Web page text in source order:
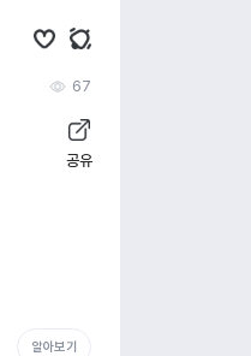
67
공유
알아보기